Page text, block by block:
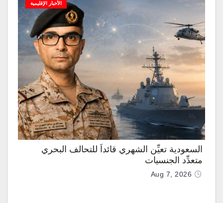
الأخبار الإقليمية
السعودية تعيِّن الشهري قائداً للتحالف البحري
متعدِّد الجنسيات
Aug 7, 2026